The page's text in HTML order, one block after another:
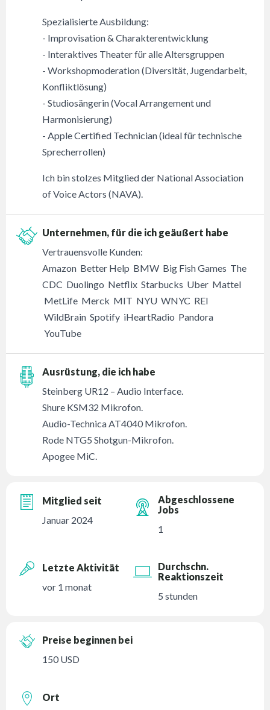
Spezialisierte Ausbildung:
- Improvisation & Charakterentwicklung
- Interaktives Theater für alle Altersgruppen
- Workshopmoderation (Diversität, Jugendarbeit,
Konfliktlösung)
- Studiosängerin (Vocal Arrangement und
Harmonisierung)
- Apple Certified Technician (ideal für technische
Sprecherrollen)
Ich bin stolzes Mitglied der National Association
of Voice Actors (NAVA).
Unternehmen, für die ich geäußert habe
Vertrauensvolle Kunden:
Amazon Better Help BMW Big Fish Games The
CDC Duolingo Netflix Starbucks Uber Mattel
MetLife Merck MIT NYU WNYC REI
WildBrain Spotify iHeartRadio Pandora
YouTube
Ausrüstung, die ich habe
Steinberg UR12 – Audio Interface.
Shure KSM32 Mikrofon.
Audio-Technica AT4040 Mikrofon.
Rode NTG5 Shotgun-Mikrofon.
Apogee MiC.
Mitglied seit
Januar 2024
Abgeschlossene
Jobs
1
Letzte Aktivität
vor 1 monat
Durchschn.
Reaktionszeit
5 stunden
Preise beginnen bei
150 USD
Ort